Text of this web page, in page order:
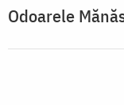
Odoarele